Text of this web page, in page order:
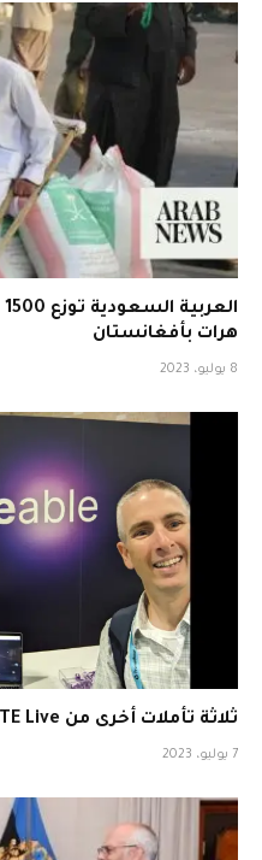
هرات بأفغانستان
8 يوليو، 2023
ثلاثة تأملات أخرى من ISTE Live
7 يوليو، 2023